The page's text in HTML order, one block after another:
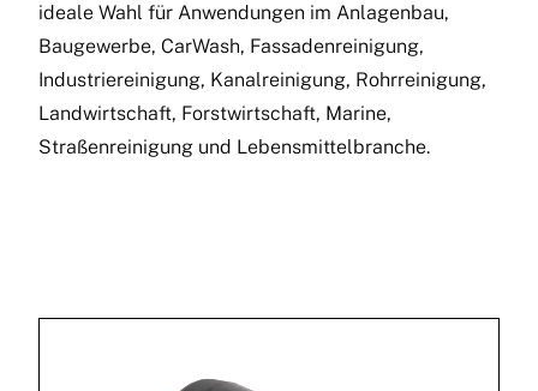
ideale Wahl für Anwendungen im Anlagenbau,
Baugewerbe, CarWash, Fassadenreinigung,
Industriereinigung, Kanalreinigung, Rohrreinigung,
Landwirtschaft, Forstwirtschaft, Marine,
Straßenreinigung und Lebensmittelbranche.